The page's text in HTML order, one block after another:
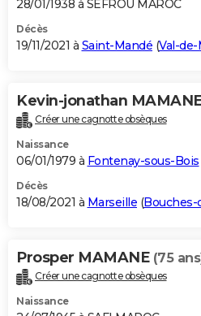
28/01/1938 à SEFROU MAROC
Décès
19/11/2021 à Saint-Mandé (Val-
Kevin-jonathan
Créer une cagnotte obsèques
Naissance
06/01/1979 à Fontenay-sous-Bois
Décès
18/08/2021 à Marseille (Bouches-
Prosper MAMANE (75
Créer une cagnotte obsèques
Naissance